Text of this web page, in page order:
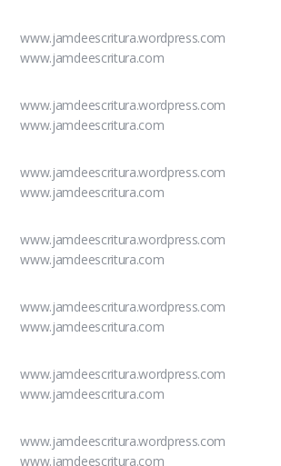
www.jamdeescritura.wordpress.com
www.jamdeescritura.com
www.jamdeescritura.wordpress.com
www.jamdeescritura.com
www.jamdeescritura.wordpress.com
www.jamdeescritura.com
www.jamdeescritura.wordpress.com
www.jamdeescritura.com
www.jamdeescritura.wordpress.com
www.jamdeescritura.com
www.jamdeescritura.wordpress.com
www.jamdeescritura.com
www.jamdeescritura.wordpress.com
www.jamdeescritura.com